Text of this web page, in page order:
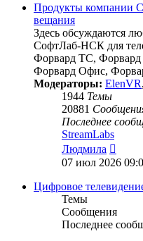
Продукты компании
вещания
Здесь обсуждаются
СофтЛаб-НСК для
Форвард ТС, Форвард
Форвард Офис,
Модераторы: ElenVR,
1944 Темы
20881
Последнее
StreamLabs
Людмила
к
07 июл 2026
Цифровое
Темы
Сообщения
Последнее